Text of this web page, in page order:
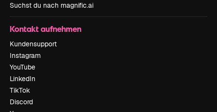
Suchst du nach magnific.ai
Kontakt aufnehmen
Kundensupport
Instagram
YouTube
LinkedIn
TikTok
Discord